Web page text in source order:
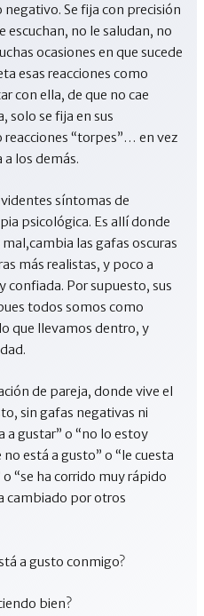
Se fija con precisión
escuchan, no le saludan, no
ocasiones en que sucede
esas reacciones como
con ella, de que no cae
solo se fija en sus
reacciones “torpes”… en vez
los demás.
síntomas de
psicológica. Es allí donde
las gafas oscuras
más realistas, y poco a
confiada. Por supuesto, sus
todos somos como
que llevamos dentro, y
de pareja, donde vive el
sin gafas negativas ni
a gustar” o “no lo estoy
está a gusto” o “le cuesta
“se ha corrido muy rápido
cambiado por otros
a gusto conmigo?
bien?